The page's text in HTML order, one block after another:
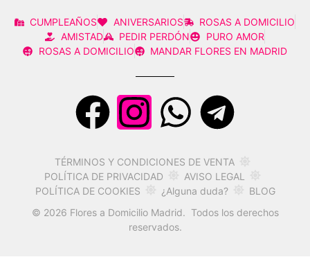
CUMPLEAÑOS ANIVERSARIOS
ROSAS A DOMICILIO
AMISTAD
PEDIR PERDÓN
PURO AMOR
ROSAS A DOMICILIO
MANDAR FLORES EN MADRID
TÉRMINOS Y CONDICIONES DE VENTA
POLÍTICA DE PRIVACIDAD
AVISO LEGAL
POLÍTICA DE COOKIES
¿Alguna duda?
BLOG
© 2026 Flores a Domicilio Madrid. Todos los derechos
reservados.